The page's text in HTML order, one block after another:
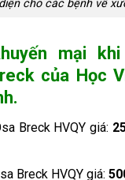
cho các bệnh về
mại
của Học
Breck HVQY giá:
Breck HVQY giá: